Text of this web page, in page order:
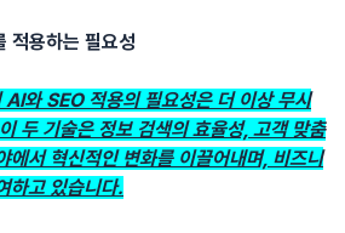
적용하는 필요성
AI와 SEO 적용의 필요성은 더 이상 무시
두 기술은 정보 검색의 효율성, 고객 맞춤
에서 혁신적인 변화를 이끌어내며, 비즈니
하고 있습니다.